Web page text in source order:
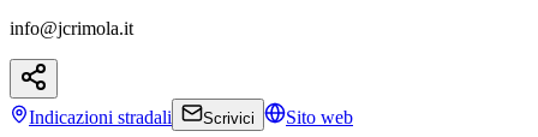
info@jcrimola.it
Indicazioni stradali Scrivici Sito web